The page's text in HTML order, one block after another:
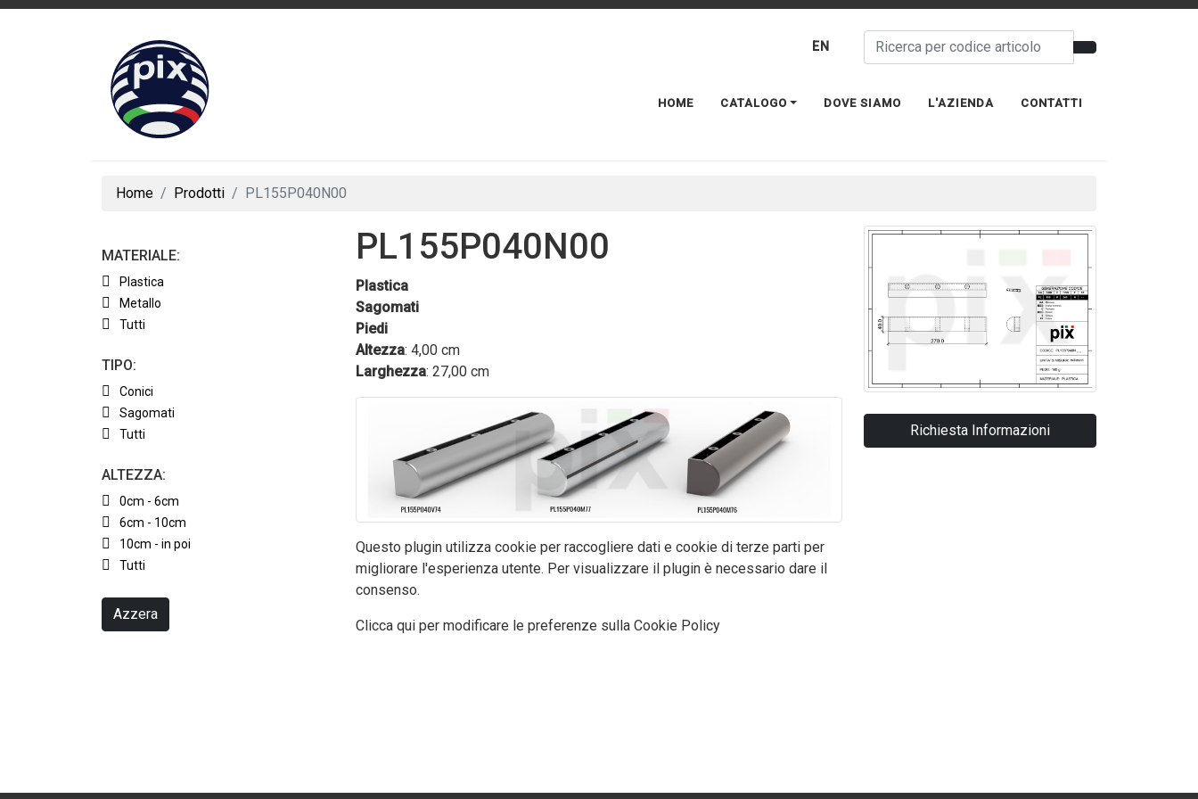
EN
HOME CATALOGO DOVE SIAMO L'AZIENDA CONTATTI
Home Prodotti PL155P040N00
MATERIALE:
Plastica
Metallo
Tutti
TIPO:
Conici
Sagomati
Tutti
ALTEZZA:
0cm - 6cm
6cm - 10cm
10cm - in poi
Tutti
Azzera
PL155P040N00
Plastica
Sagomati
Piedi
Altezza: 4,00 cm
Larghezza: 27,00 cm
Questo plugin utilizza cookie per raccogliere dati e cookie di terze parti per
migliorare l'esperienza utente. Per visualizzare il plugin è necessario dare il
consenso.
Clicca qui per modificare le preferenze sulla Cookie Policy
Richiesta Informazioni